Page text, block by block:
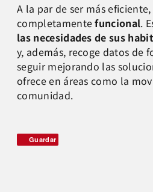
A la par de ser más
completamentefuncional.
las necesidades de sus
y, además, recoge datos de
seguir mejorando las
ofrece en áreas como la
comunidad.
Guardar